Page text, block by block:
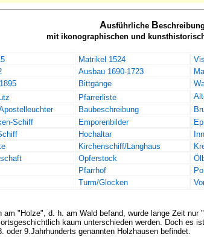
AusführlicheBeschreibung
mit ikonographischen und
Matrikel 1524
Ausbau 1690-1723
Bittgänge
Pfarrerliste
Baubeschreibung
Schiff
Emporenbilder
Hochaltar
Kirchenschiff/Langhaus
Opferstock
Pfarrhof
Turm/Glocken
"Holze", d. h. am Wald befand, wurde lange Zeit
kaum unterschieden werden. Doch es
oder 9.Jahrhunderts genannten Holzhausen befindet.